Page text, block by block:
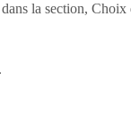
la section, Choix
.